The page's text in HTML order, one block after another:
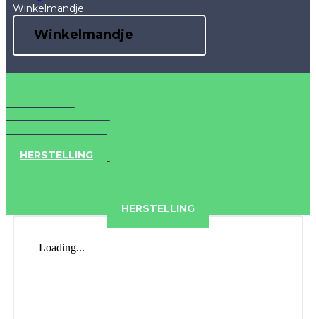
Winkelmandje
Winkelmandje
HERSTELLING
HERSTELLING
Loading...